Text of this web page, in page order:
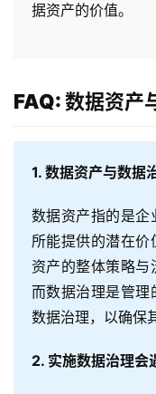
据资产的价值。
FAQ: 数据资产
1. 数据资产与数据
数据资产指的是企
所能提供的潜在
资产的整体策略与
而数据治理是管理
数据治理，以确保
2. 实施数据治理会